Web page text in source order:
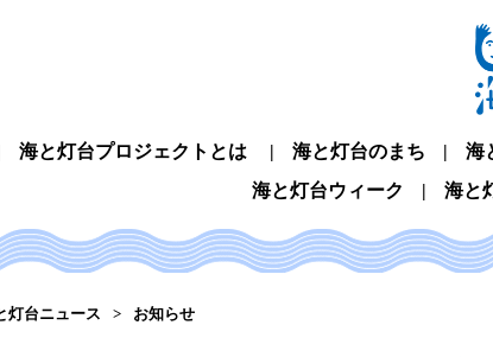
海と灯台プロジェクトとは 海と灯台のまち 海
海と灯台ウィーク
海と
灯台ニュース お知らせ